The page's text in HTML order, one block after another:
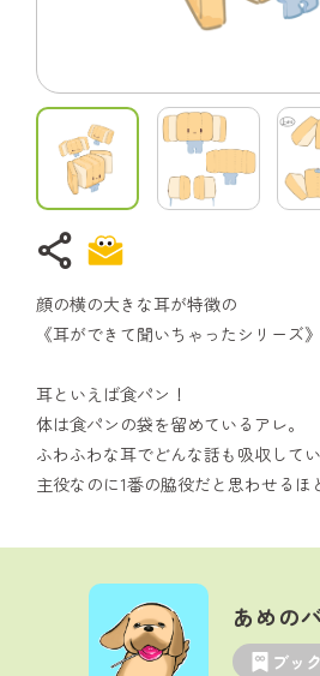
share
顔の横の大きな耳が特徴の
《耳ができて聞いちゃったシリーズ》
耳といえば食パン！
体は食パンの袋を留めているアレ。
ふわふわな耳でどんな話も吸収してい
主役なのに1番の脇役だと思わせるほ
あめの
ブッ